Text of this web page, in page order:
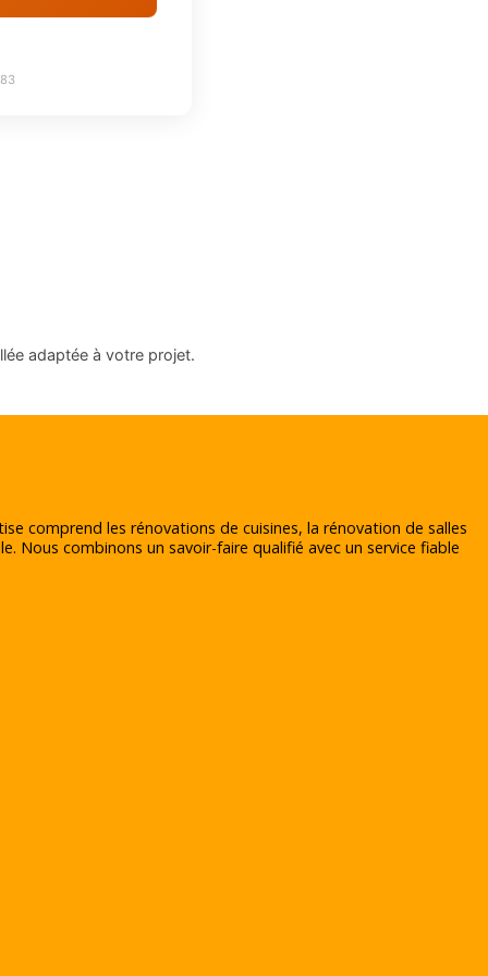
adaptée à votre projet.
comprend les rénovations de cuisines, la rénovation de salles
Nous combinons un savoir-faire qualifié avec un service fiable